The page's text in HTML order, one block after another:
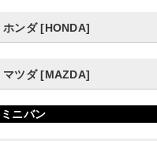
ホンダ [HONDA]
マツダ [MAZDA]
ミニバン